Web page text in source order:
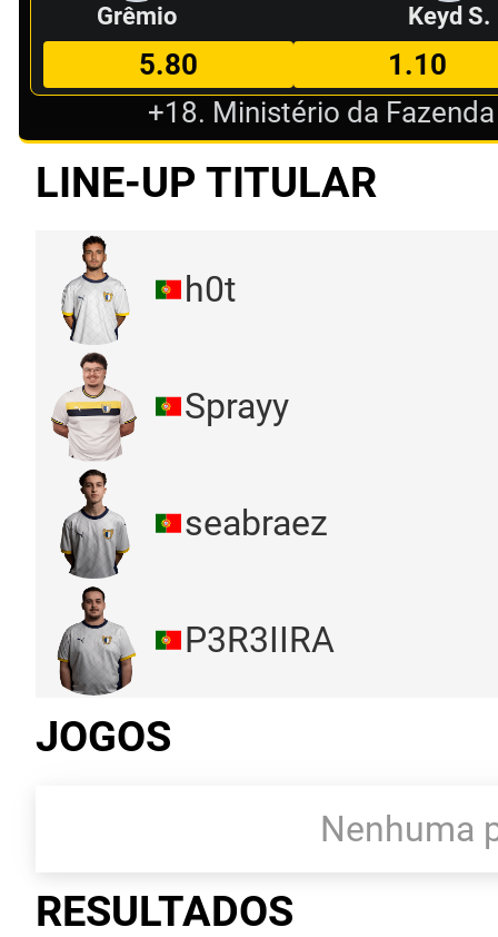
Grêmio Keyd S.
5.80
1.10
+18. Ministério da
LINE-UP TITULAR
h0t
Sprayy
seabraez
P3R3IIRA
JOGOS
Nenhuma
RESULTADOS